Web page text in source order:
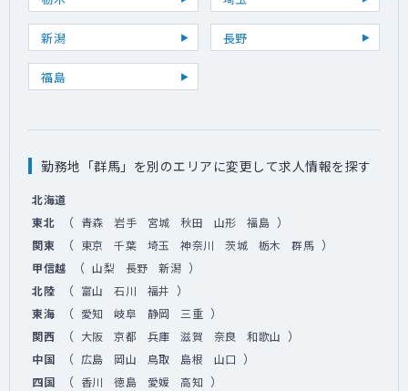
新潟 長野
福島
勤務地「群馬」を別のエリアに変更して求人情報を探す
北海道
東北
（ 青森 岩手 宮城 秋田 山形 福島 ）
関東 （ 東京 千葉 埼玉 神奈川 茨城 栃木 群馬 ）
甲信越 （ 山梨 長野 新潟 ）
北陸 （ 富山 石川 福井 ）
東海 （ 愛知 岐阜 静岡 三重 ）
関西 （ 大阪 京都 兵庫 滋賀 奈良 和歌山 ）
中国 （ 広島 岡山 鳥取 島根 山口 ）
四国 （ 香川 徳島 愛媛 高知 ）